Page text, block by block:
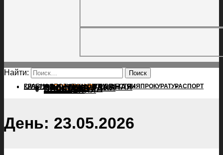
Найти:
ГЛАВНАЯПОЛИТИКАПРОИСШЕСТВИЯ ПРОКУРАТУРАСПОРТ
КУЛЬТУРАПОСЕЛЕНИЯГЛАВНАЯ
ПОЛИТИКА
ПРОИСШЕСТВИЯ
ПРОКУРАТУРА
СПОРТ
КУЛЬТУРА
ПОСЕЛЕНИЯ
День: 23.05.2026